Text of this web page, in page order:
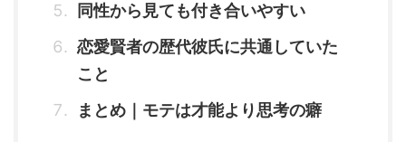
同性から見ても付き合いやすい
恋愛賢者の歴代彼氏に共通していた
こと
まとめ｜モテは才能より思考の癖